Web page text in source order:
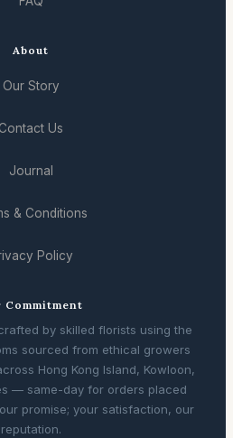
About
Our Story
Contact Us
Journal
& Conditions
Policy
Commitment
by skilled florists using the
sourced from ethical growers
Hong Kong Island, Kowloon,
— same-day for orders placed
promise; your satisfaction, our
reputation.